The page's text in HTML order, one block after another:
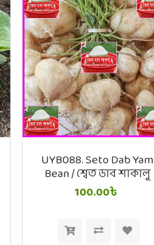
UYB088. Seto Dab Yam
Bean / শ্বেত ডাব শাকালু
100.00৳